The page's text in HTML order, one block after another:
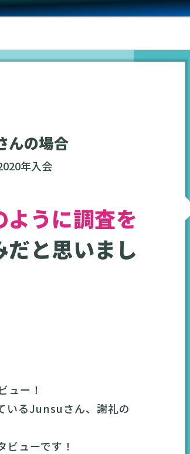
んの場合
年入会
うに調査を
と思いまし
ュー！
いるJunsuさん、謝礼の
ューです！